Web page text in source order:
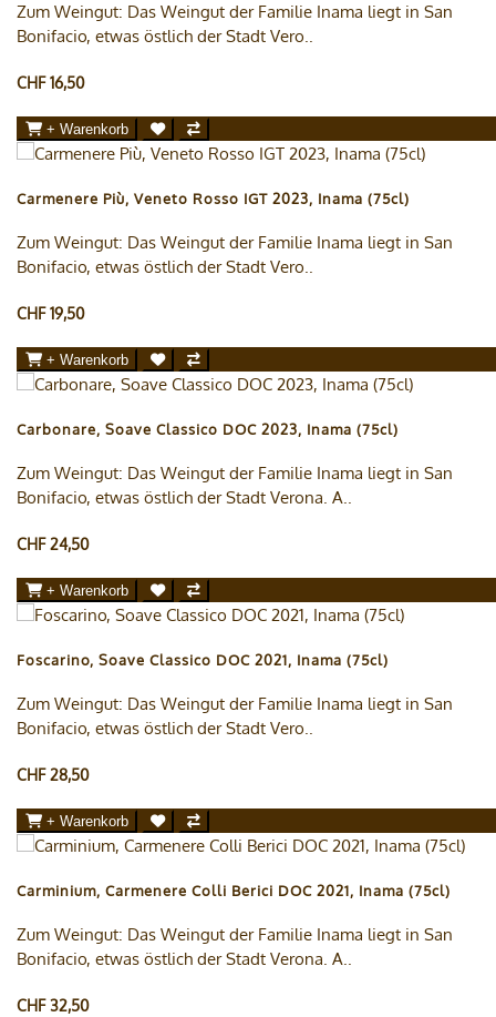
Zum Weingut: Das Weingut der Familie Inama liegt in San
Bonifacio, etwas östlich der Stadt Vero..
CHF 16,50
+ Warenkorb
Carmenere Più, Veneto Rosso IGT 2023, Inama (75cl)
Zum Weingut: Das Weingut der Familie Inama liegt in San
Bonifacio, etwas östlich der Stadt Vero..
CHF 19,50
+ Warenkorb
Carbonare, Soave Classico DOC 2023, Inama (75cl)
Zum Weingut: Das Weingut der Familie Inama liegt in San
Bonifacio, etwas östlich der Stadt Verona. A..
CHF 24,50
+ Warenkorb
Foscarino, Soave Classico DOC 2021, Inama (75cl)
Zum Weingut: Das Weingut der Familie Inama liegt in San
Bonifacio, etwas östlich der Stadt Vero..
CHF 28,50
+ Warenkorb
Carminium, Carmenere Colli Berici DOC 2021, Inama (75cl)
Zum Weingut: Das Weingut der Familie Inama liegt in San
Bonifacio, etwas östlich der Stadt Verona. A..
CHF 32,50